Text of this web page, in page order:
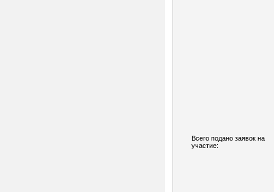
Всего подано заявок на
участие: